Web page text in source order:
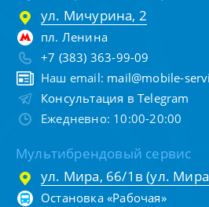
ул. Мичурина, 2
пл. Ленина
+7 (383) 363-99-09
Наш email: mail@mobile-
Консультация в Telegram
Ежедневно: 10:00-20:00
Мультибрендовый сервис
ул. Мира, 66/1в (ул.
Остановка «Рабочая»